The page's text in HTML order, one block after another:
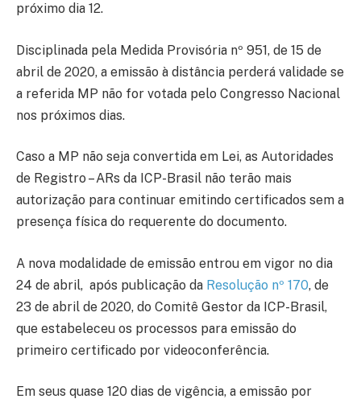
próximo dia 12.
Disciplinada pela Medida Provisória nº 951, de 15 de
abril de 2020, a emissão à distância perderá validade se
a referida MP não for votada pelo Congresso Nacional
nos próximos dias.
Caso a MP não seja convertida em Lei, as Autoridades
de Registro – ARs da ICP-Brasil não terão mais
autorização para continuar emitindo certificados sem a
presença física do requerente do documento.
A nova modalidade de emissão entrou em vigor no dia
24 de abril, após publicação da Resolução nº 170, de
23 de abril de 2020, do Comitê Gestor da ICP-Brasil,
que estabeleceu os processos para emissão do
primeiro certificado por videoconferência.
Em seus quase 120 dias de vigência, a emissão por